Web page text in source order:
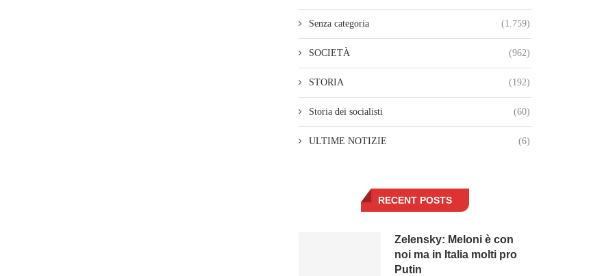
Senza categoria (1.759)
SOCIETÀ (962)
STORIA (192)
Storia dei socialisti (60)
ULTIME NOTIZIE (6)
RECENT POSTS
Zelensky: Meloni è con
noi ma in Italia molti pro
Putin